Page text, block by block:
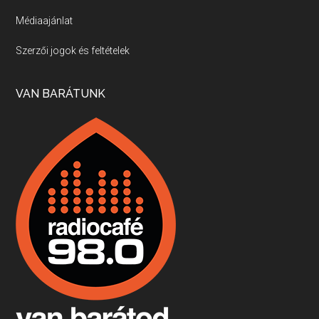
Villány, kékfrankos, Jackfall
Apr 17, 2026 • 00:35:38
Boston, teadélután, bab és homár
Apr 9, 2026 • 00:37:17
Fermentáljunk, a testünk meghálálja!
Apr 3, 2026 • 00:36:07
Médiaajánlat
Szerzői jogok és feltételek
VAN BARÁTUNK